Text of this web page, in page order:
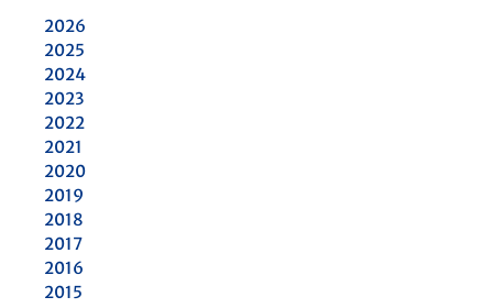
2026
2025
2024
2023
2022
2021
2020
2019
2018
2017
2016
2015